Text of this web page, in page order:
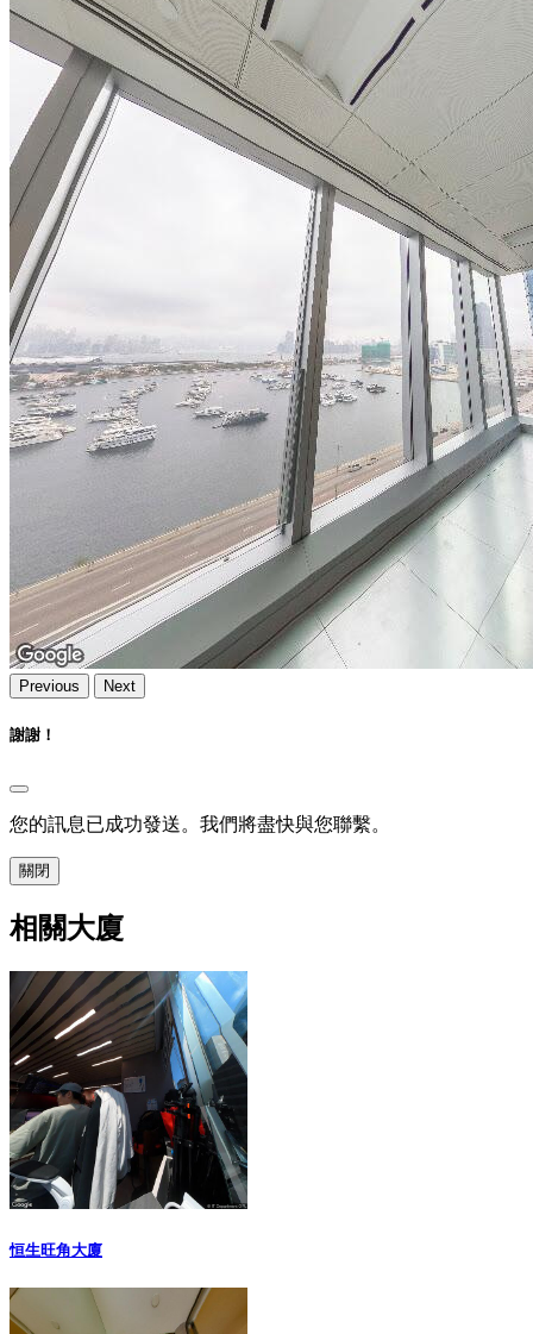
Previous Next
謝謝！
您的訊息已成功發送。我們將盡快與您聯繫。
關閉
相關大廈
恒生旺角大廈